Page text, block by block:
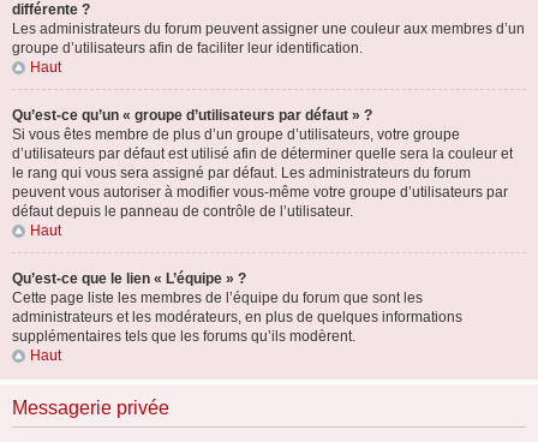
différente ?
Les administrateurs du forum peuvent assigner une couleur aux membres d’un
groupe d’utilisateurs afin de faciliter leur identification.
Haut
Qu’est-ce qu’un « groupe d’utilisateurs par défaut » ?
Si vous êtes membre de plus d’un groupe d’utilisateurs, votre groupe
d’utilisateurs par défaut est utilisé afin de déterminer quelle sera la couleur et
le rang qui vous sera assigné par défaut. Les administrateurs du forum
peuvent vous autoriser à modifier vous-même votre groupe d’utilisateurs par
défaut depuis le panneau de contrôle de l’utilisateur.
Haut
Qu’est-ce que le lien « L’équipe » ?
Cette page liste les membres de l’équipe du forum que sont les
administrateurs et les modérateurs, en plus de quelques informations
supplémentaires tels que les forums qu’ils modèrent.
Haut
Messagerie privée